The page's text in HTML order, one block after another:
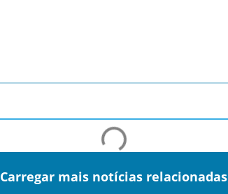
Carregar mais notícias relacionadas